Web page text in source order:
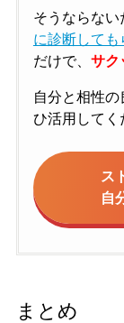
そうならな
に診断しても
だけで、 サク
自分と相性
ひ活用してく
ス
自
まとめ